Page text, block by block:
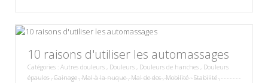
10 raisons d'utiliser les automassages
Catégories : Autres douleurs Douleurs Douleurs de hanches
Douleurs
épaules,Gainage,Mal à la nuque,Mal de dos,Mobilité - Stabilité,